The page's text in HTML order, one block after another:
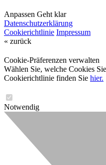
Anpassen Geht klar
Datenschutzerklärung
Cookierichtlinie Impressum
« zurück
Cookie-Präferenzen verwalten
Wählen Sie, welche Cookies
Cookierichtlinie finden Sie hier.
Notwendig